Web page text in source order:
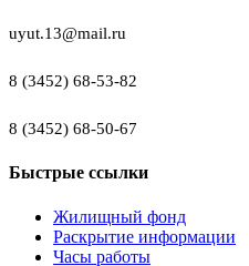
uyut.13@mail.ru
8 (3452) 68-53-82
8 (3452) 68-50-67
Быстрые ссылки
Жилищный фонд
Раскрытие информации
Часы работы